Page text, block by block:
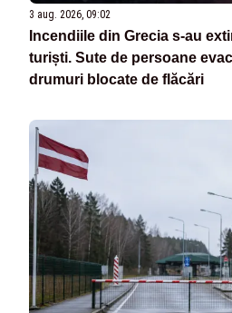
3 aug. 2026, 09:02
Incendiile din Grecia s-au
turiști. Sute de persoane
drumuri blocate de flăcări